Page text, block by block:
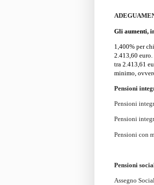
Gli aumenti,
1,400% per
2.413,60
tra 2.413,61
minimo,
Pensioni
Pensioni
Pensioni
Pensioni con
Pensioni
Assegno